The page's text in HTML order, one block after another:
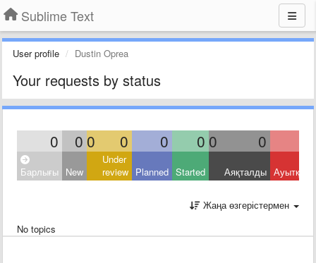
Sublime Text
User profile Dustin Oprea
Your requests by status
0 0 0 0 0 0 0 0
Барлығы New
Under
review Planned Started Аяқталды
Жаңа өзгерістермен
No topics